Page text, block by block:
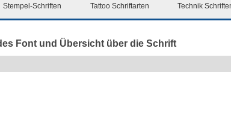
Stempel-Schriften Tattoo Schriftarten Technik
Font und Übersicht über die Schrift